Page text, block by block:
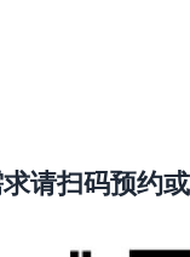
请扫码预约或